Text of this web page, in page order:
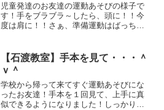
児童発達のお友達の運動あそびの様子で
す！手をブラブラ～したら、頭に！！今
度は肩に！！さぁ、準備運動はばっちり
いて、かにさん歩き♪バランスを取って慎
重に最後まで進めま...
【石渡教室】手本を見て・・・＾
ｖ＾
学校から帰って来てすぐ運動あそびにな
ったお友達！手本を１回見て、上手に真
似できるようになりました！しっかり足